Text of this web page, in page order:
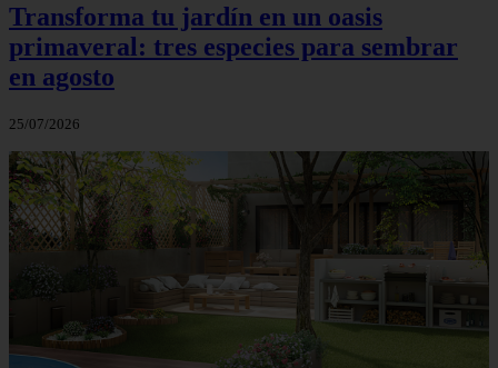
Transforma tu jardín en un oasis
primaveral: tres especies para sembrar
en agosto
25/07/2026